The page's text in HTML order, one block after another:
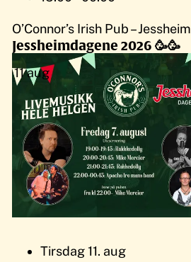
O’Connor’s Irish Pub – Jessheim
Jessheimdagene 2026 🥳🥳
11aug
Tirsdag 11. aug